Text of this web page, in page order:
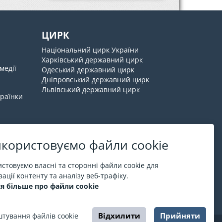
файли cookie
власні та сторонні файли cookie для
контенту та аналізу веб-трафіку.
більше про файли cookie
файлів cookie Відхилити Прийняти
ЦИРК
Національний цирк України
Харківський державний цирк
Одеський державний цирк
Дніпровський державний цирк
Львівський державний цирк
Про ESPORT.in.ua
На ESPORT.in.ua представлена афіша Києва та
інших міст України. Всі квитки продаються